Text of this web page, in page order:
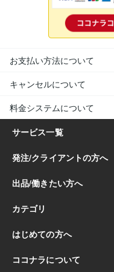
お支払い方法について
キャンセルについて
料金システムについて